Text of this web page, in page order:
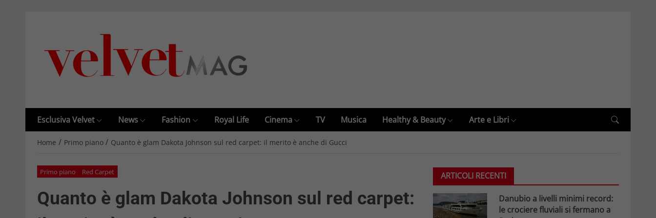
Esclusiva Velvet News Fashion Royal Life Cinema TV Musica Healthy & Beauty Arte e Libri
Home / Primo piano / Quanto è glam Dakota Johnson sul red carpet: il merito è anche di Gucci
Primo piano Red Carpet
Quanto è glam Dakota Johnson sul red carpet:
ARTICOLI RECENTI
Danubio a livelli minimi record:
le crociere fluviali si fermano a